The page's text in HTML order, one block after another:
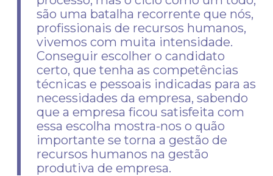
são uma batalha recorrente que nós,
profissionais de recursos humanos,
vivemos com muita intensidade.
Conseguir escolher o candidato
certo, que tenha as competências
técnicas e pessoais indicadas para as
necessidades da empresa, sabendo
que a empresa ficou satisfeita com
essa escolha mostra-nos o quão
importante se torna a gestão de
recursos humanos na gestão
produtiva de empresa.